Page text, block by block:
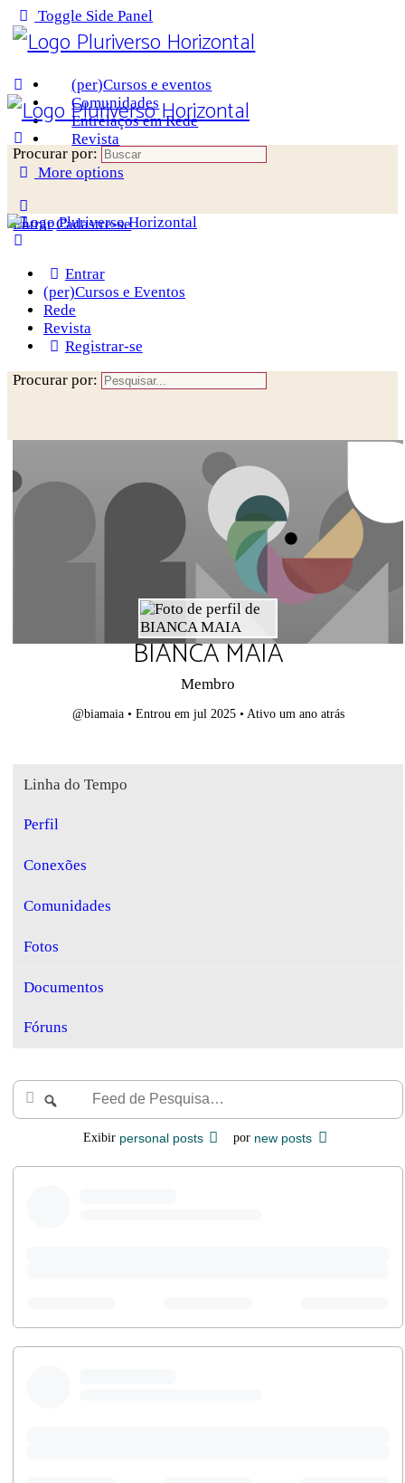
Toggle Side Panel
(per)Cursos e eventos
Comunidades
Entrelaços em Rede
Revista
More options
Entrar Cadastre-se
Procurar por:
Entrar
(per)Cursos e Eventos
Rede
Revista
Registrar-se
Procurar por:
BIANCA MAIA
Membro
@biamaia • Entrou em jul 2025 • Ativo um ano atrás
Linha do Tempo
Perfil
Conexões
Comunidades
Fotos
Documentos
Fóruns
Buscar
Feed
Exibir personal posts por new posts